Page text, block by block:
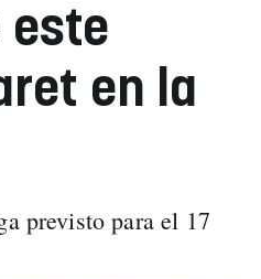
este
en la
previsto para el 17